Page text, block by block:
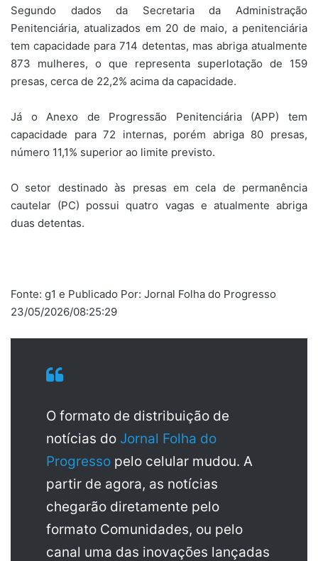
Segundo dados da Secretaria da Administração
Penitenciária, atualizados em 20 de maio, a penitenciária
tem capacidade para 714 detentas, mas abriga atualmente
873 mulheres, o que representa superlotação de 159
presas, cerca de 22,2% acima da capacidade.
Já o Anexo de Progressão Penitenciária (APP) tem
capacidade para 72 internas, porém abriga 80 presas,
número 11,1% superior ao limite previsto.
O setor destinado às presas em cela de permanência
cautelar (PC) possui quatro vagas e atualmente abriga
duas detentas.
Fonte: g1 e Publicado Por: Jornal Folha do Progresso
23/05/2026/08:25:29
O formato de distribuição de
notícias do Jornal Folha do
Progresso pelo celular mudou. A
partir de agora, as notícias
chegarão diretamente pelo
formato Comunidades, ou pelo
canal uma das inovações lançadas